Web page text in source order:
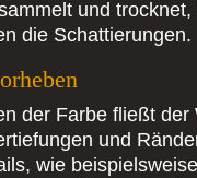
und trocknet,
die Schattierungen.
der Farbe fließt der
und
wie beispielsweise